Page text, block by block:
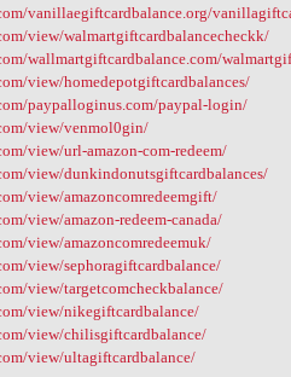
vanillaegiftcardbalance.org/
view/walmartgiftcardbalancecheckk/
wallmartgiftcardbalance.com/
view/homedepotgiftcardbalances/
paypalloginus.com/paypal-login/
view/venmol0gin/
view/url-amazon-com-redeem/
view/dunkindonutsgiftcardbalances/
view/amazoncomredeemgift/
view/amazon-redeem-canada/
view/amazoncomredeemuk/
view/sephoragiftcardbalance/
view/targetcomcheckbalance/
view/nikegiftcardbalance/
view/chilisgiftcardbalance/
view/ultagiftcardbalance/